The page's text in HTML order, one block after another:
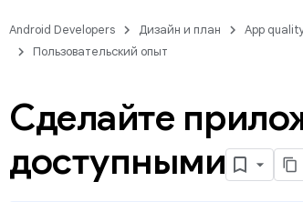
Android Developers Дизайн и план
App
Пользовательский опыт
Сделайте
доступными